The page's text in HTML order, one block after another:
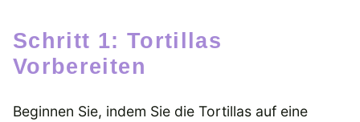
Schritt 1: Tortillas
Vorbereiten
Beginnen Sie, indem Sie die Tortillas auf eine